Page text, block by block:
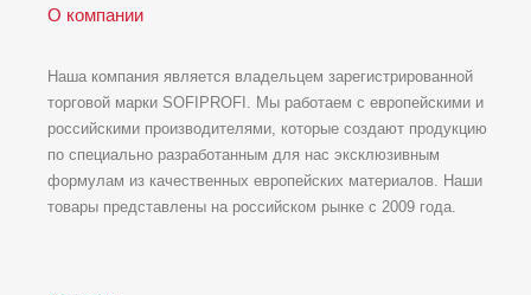
О компании
Наша компания является владельцем зарегистрированной
торговой марки SOFIPROFI. Мы работаем с европейскими и
российскими производителями, которые создают продукцию
по специально разработанным для нас эксклюзивным
формулам из качественных европейских материалов. Наши
товары представлены на российском рынке с 2009 года.